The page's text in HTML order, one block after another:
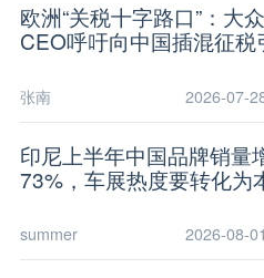
欧洲“关税十字路口”：大众
CEO呼吁向中国插混征税
张南 2026-07-
印尼上半年中国品牌销量
73%，车展热度要转化为
summer 2026-08-